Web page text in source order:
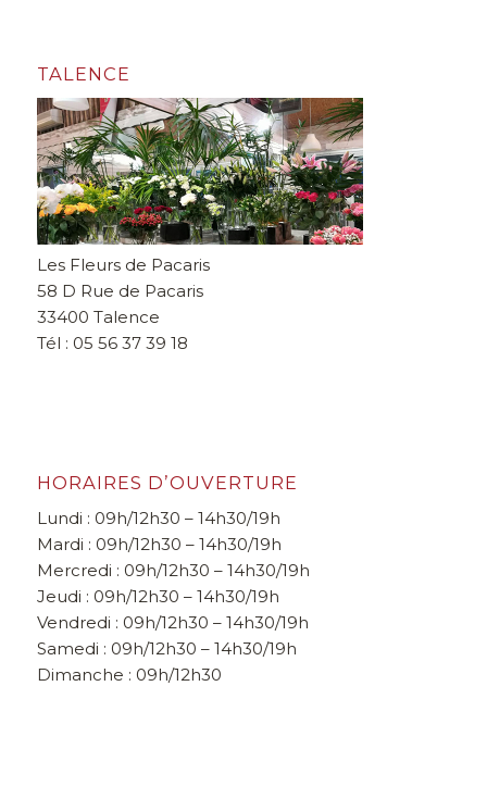
TALENCE
Les Fleurs de Pacaris
58 D Rue de Pacaris
33400 Talence
Tél : 05 56 37 39 18
HORAIRES D’OUVERTURE
Lundi : 09h/12h30 – 14h30/19h
Mardi : 09h/12h30 – 14h30/19h
Mercredi : 09h/12h30 – 14h30/19h
Jeudi : 09h/12h30 – 14h30/19h
Vendredi : 09h/12h30 – 14h30/19h
Samedi : 09h/12h30 – 14h30/19h
Dimanche : 09h/12h30